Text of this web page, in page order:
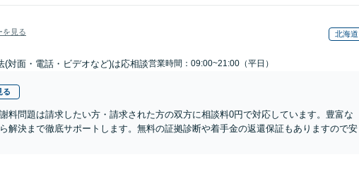
を見る 北海道
(対面・電話・ビデオなど)は応相談営業時間：09:00~21:00（平日）
る
料問題は請求したい方・請求された方の双方に相談料0円で対応しています。豊富な
解決まで徹底サポートします。無料の証拠診断や着手金の返還保証もありますので安